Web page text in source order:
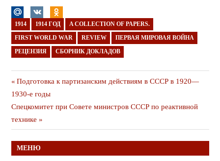
1914 1914 ГОД A COLLECTION OF PAPERS.
FIRST WORLD WAR REVIEW ПЕРВАЯ МИРОВАЯ ВОЙНА
РЕЦЕНЗИЯ СБОРНИК ДОКЛАДОВ
Навигация
по
записям
Предыдущая
публикация
Подготовка к партизанским действиям в СССР в 1920—
1930-е годы
Следующая
публикация
Спецкомитет при Совете министров СССР по реактивной
технике
МЕНЮ